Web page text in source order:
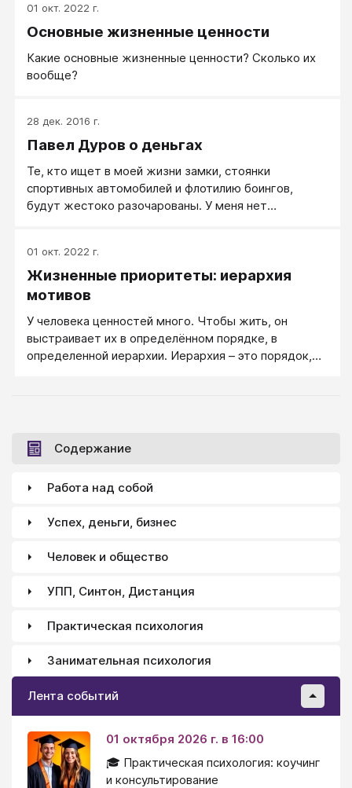
01 окт. 2022 г.
Основные жизненные ценности
Какие основные жизненные ценности? Сколько их
вообще?
28 дек. 2016 г.
Павел Дуров о деньгах
Те, кто ищет в моей жизни замки, стоянки
спортивных автомобилей и флотилию боингов,
будут жестоко разочарованы. У меня нет
съемной комнате размером 18-20 м2. Тем, кто
хотел бы поменяться со мной местами, придется
также полностью отказаться от алкоголя, мяса и
01 окт. 2022 г.
Жизненные приоритеты: иерархия
мотивов
У человека ценностей много. Чтобы жить, он
выстраивает их в определённом порядке, в
определенной иерархии. Иерархия – это порядок,
Содержание
Работа над собой
Успех, деньги, бизнес
Человек и общество
УПП, Синтон, Дистанция
Практическая психология
Занимательная психология
Лента событий
01 октября 2026 г. в 16:00
🎓 Практическая психология: коучинг
и консультирование